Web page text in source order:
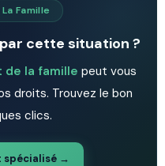
Famille
cette situation ?
de la famille peut vous
droits. Trouvez le bon
clics.
spécialisé →